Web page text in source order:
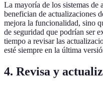
La mayoría de los sistemas de
benefician de actualizaciones
mejora la funcionalidad, sino
de seguridad que podrían ser
tiempo a revisar las
esté siempre en la última
4. Revisa y